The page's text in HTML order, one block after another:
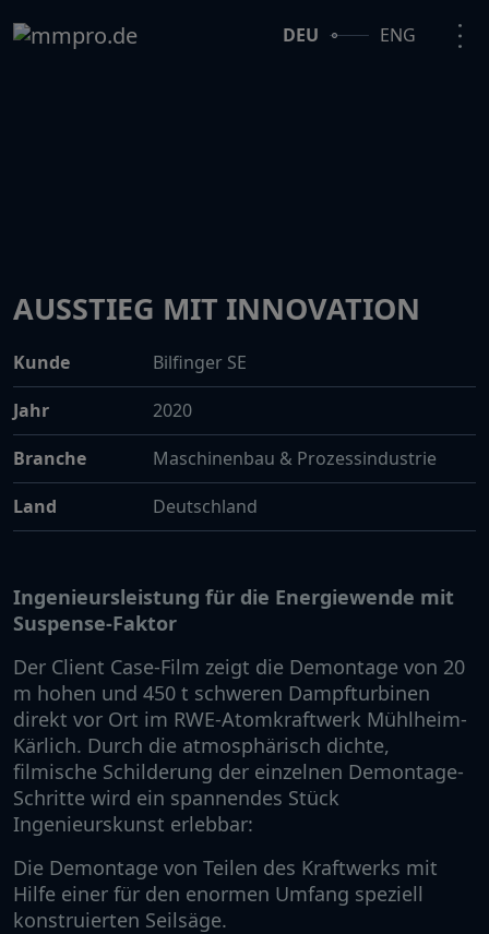
DEU ENG
AUSSTIEG MIT INNOVATION
Kunde
Bilfinger SE
Jahr
2020
Branche
Maschinenbau & Prozessindustrie
Land
Deutschland
Ingenieursleistung für die Energiewende mit
Suspense-Faktor
Der Client Case-Film zeigt die Demontage von 20
m hohen und 450 t schweren Dampfturbinen
direkt vor Ort im RWE-Atomkraftwerk Mühlheim-
Kärlich. Durch die atmosphärisch dichte,
filmische Schilderung der einzelnen Demontage-
Schritte wird ein spannendes Stück
Ingenieurskunst erlebbar:
Die Demontage von Teilen des Kraftwerks mit
Hilfe einer für den enormen Umfang speziell
konstruierten Seilsäge.